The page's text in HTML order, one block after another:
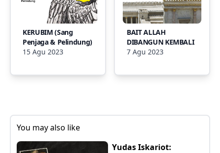
KERUBIM (Sang
Penjaga & Pelindung)
15 Agu 2023
BAIT ALLAH
DIBANGUN KEMBALI
7 Agu 2023
You may also like
Yudas Iskariot: